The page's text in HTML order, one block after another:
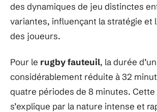
des dynamiques de jeu distinctes
variantes, influençant la stratégie et
des joueurs.
Pour le rugby fauteuil, la durée
considérablement réduite à 32
quatre périodes de 8 minutes.
s’explique par la nature intense et